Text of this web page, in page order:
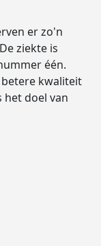
er zo'n
ziekte is
één.
kwaliteit
het doel van